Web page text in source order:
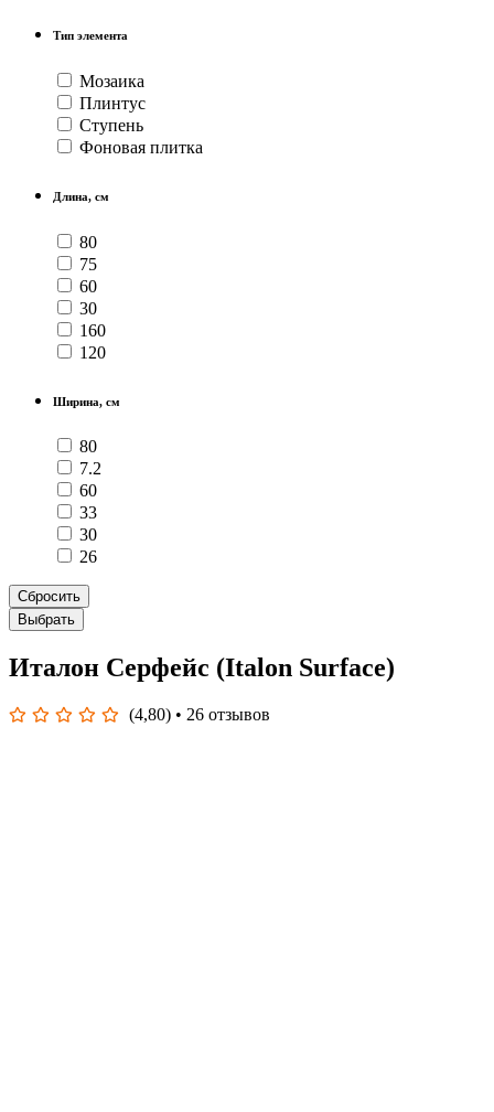
Тип элемента
Мозаика
Плинтус
Ступень
Фоновая плитка
Длина, см
80
75
60
30
160
120
Ширина, см
80
7.2
60
33
30
26
Сбросить
Выбрать
Италон Серфейс (Italon Surface)
(4,80) • 26 отзывов